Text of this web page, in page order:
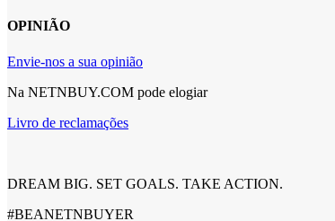
OPINIÃO
Envie-nos a sua opinião
Na NETNBUY.COM pode elogiar
Livro de reclamações
DREAM BIG. SET GOALS. TAKE ACTION.
#BEANETNBUYER